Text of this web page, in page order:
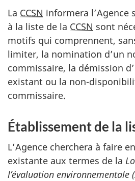
La CCSN informera l’Agence
à la liste de la CCSN sont
motifs qui comprennent,
limiter, la nomination d’un
commissaire, la démission
existant ou la non-
commissaire.
Établissement de la
L’Agence cherchera à faire
existante aux termes de la
l’évaluation environnementale